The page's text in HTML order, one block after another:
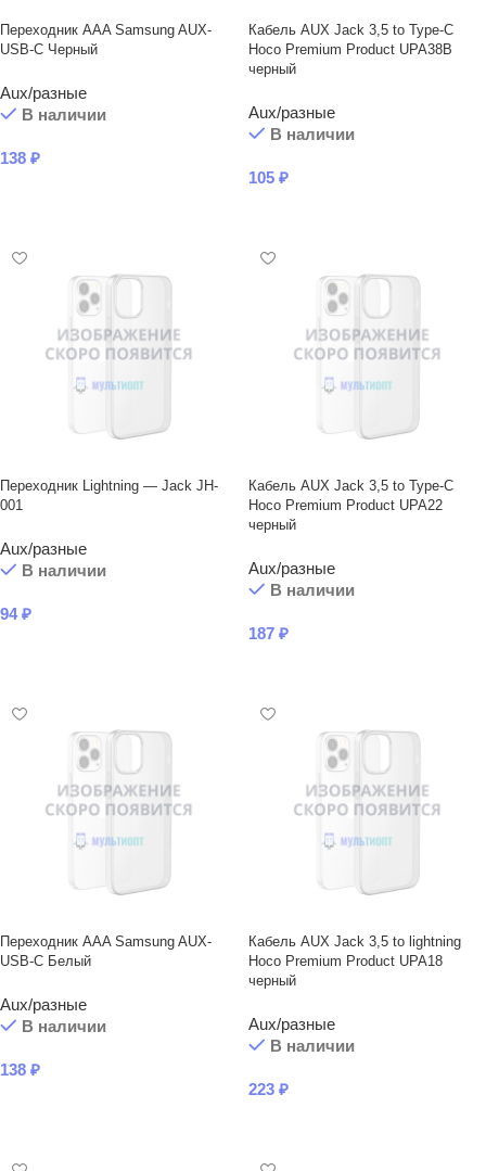
Переходник AAA Samsung AUX-
USB-C Черный
Aux/разные
В наличии
138 ₽
Кабель AUX Jack 3,5 to Type-C
Hoco Premium Product UPA38B
черный
Aux/разные
В наличии
105 ₽
Переходник Lightning — Jack JH-
001
Aux/разные
В наличии
94₽
Кабель AUX Jack 3,5 to Type-C
Hoco Premium Product UPA22
черный
Aux/разные
В наличии
187 ₽
Переходник AAA Samsung AUX-
USB-C Белый
Aux/разные
В наличии
138 ₽
Кабель AUX Jack 3,5 to lightning
Hoco Premium Product UPA18
черный
Aux/разные
В наличии
223 ₽